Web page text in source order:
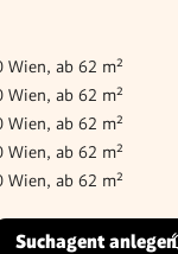
Wien, ab 62 m²
Wien, ab 62 m²
Wien, ab 62 m²
Wien, ab 62 m²
Wien, ab 62 m²
Suchagent anlegen